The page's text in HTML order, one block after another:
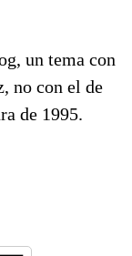
un tema con
no con el de
de 1995.